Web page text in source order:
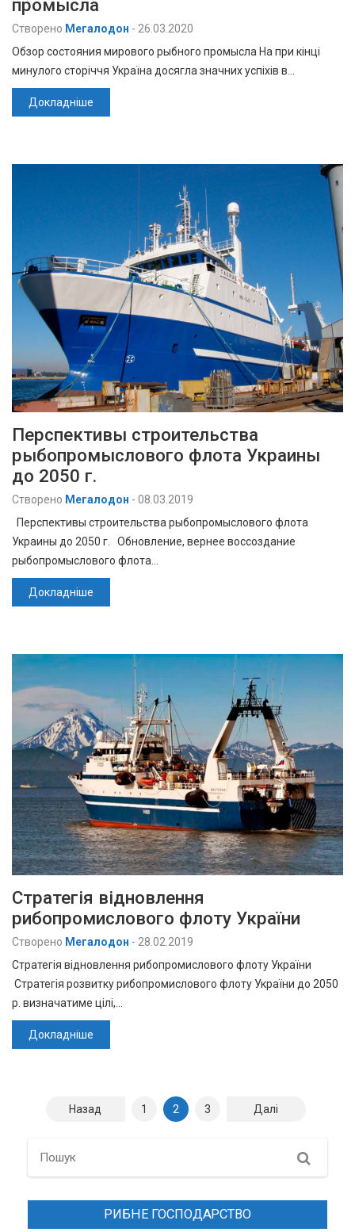
промысла
Створено Мегалодон - 26.03.2020
Обзор состояния мирового рыбного промысла На при кінці
минулого сторіччя Україна досягла значних успіхів в…
Докладніше
Перспективы строительства
рыбопромыслового флота Украины
до 2050 г.
Створено Мегалодон - 08.03.2019
Перспективы строительства рыбопромыслового флота
Украины до 2050 г. Обновление, вернее воссоздание
рыбопромыслового флота…
Докладніше
Стратегія відновлення
рибопромислового флоту України
Створено Мегалодон - 28.02.2019
Стратегія відновлення рибопромислового флоту України
Стратегія розвитку рибопромислового флоту України до 2050
р. визначатиме цілі,…
Докладніше
Навігація
Назад 1 2 3 Далі
Search
РИБНЕ ГОСПОДАРСТВО